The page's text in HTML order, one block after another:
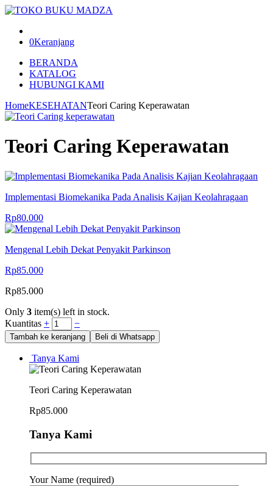
0Keranjang
BERANDA
KATALOG
HUBUNGI KAMI
HomeKESEHATANTeori Caring Keperawatan
Teori Caring Keperawatan
Implementasi Biomekanika Pada Analisis Kajian Keolahragaan
Rp80.000
Mengenal Lebih Dekat Penyakit Parkinson
Rp85.000
Rp85.000
Only 3 item(s) left in stock.
Kuantitas + −
Tambah ke keranjang Beli di Whatsapp
Tanya Kami
Teori Caring Keperawatan
Rp85.000
Tanya Kami
Your Name (required)